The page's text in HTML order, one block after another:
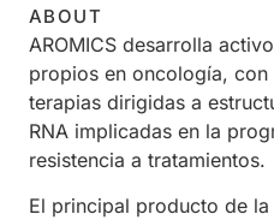
ABOUT
AROMICS desarrolla
propios en oncología,
terapias dirigidas a
RNA implicadas en la
resistencia a tratamientos.
El principal producto de